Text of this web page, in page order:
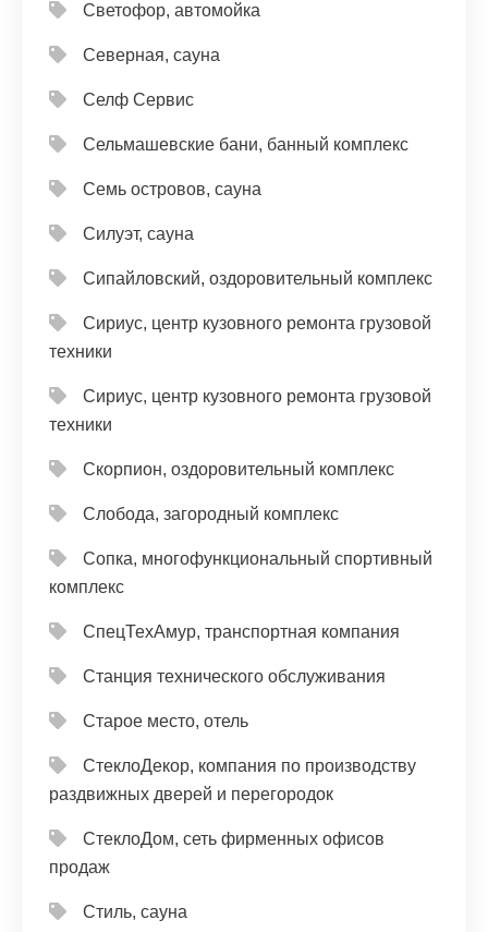
Светофор, автомойка
Северная, сауна
Селф Сервис
Сельмашевские бани, банный комплекс
Семь островов, сауна
Силуэт, сауна
Сипайловский, оздоровительный комплекс
Сириус, центр кузовного ремонта грузовой
техники
Сириус, центр кузовного ремонта грузовой
техники
Скорпион, оздоровительный комплекс
Слобода, загородный комплекс
Сопка, многофункциональный спортивный
комплекс
СпецТехАмур, транспортная компания
Станция технического обслуживания
Старое место, отель
СтеклоДекор, компания по производству
раздвижных дверей и перегородок
СтеклоДом, сеть фирменных офисов
продаж
Стиль, сауна